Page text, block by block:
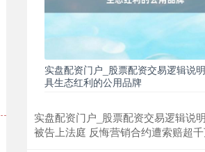
实盘配资门户_股票配资交易逻辑说
具生态红利的公用品牌
实盘配资门户_股票配资交易逻辑说
被告上法庭 反悔营销合约遭索赔超